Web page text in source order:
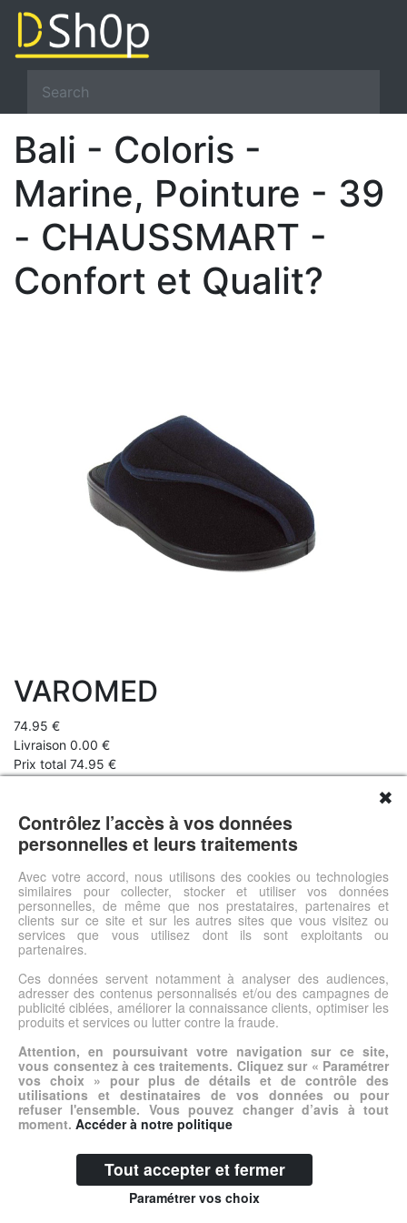
Bali - Coloris -
Marine, Pointure - 39
- CHAUSSMART -
Confort et Qualit?
VAROMED
74.95 €
Livraison 0.00 €
Prix total 74.95 €
chausson?id?al en cas de?pieds sensibles?ou?band?s. Pourvu
d'une languette ??velcro?sur le dessus offrant une tr?s large
ouverture, il permettra une insertion et un retrait du pied
simplifi?. R?alis? dans une mati?re tr?s souple et respirante, ce?
chausson?vous procurera un grand?confort?au quotidien.
Voir l'offre
© DSh0p 2026 -Accueil-Mentions légales
✖
Contrôlez l’accès à vos données
personnelles et leurs traitements
Avec votre accord, nous utilisons des cookies ou technologies
similaires pour collecter, stocker et utiliser vos données
personnelles, de même que nos prestataires, partenaires et
clients sur ce site et sur les autres sites que vous visitez ou
services que vous utilisez dont ils sont exploitants ou
partenaires.
Ces données servent notamment à analyser des audiences,
adresser des contenus personnalisés et/ou des campagnes de
publicité ciblées, améliorer la connaissance clients, optimiser les
produits et services ou lutter contre la fraude.
Attention, en poursuivant votre navigation sur ce site,
vous consentez à ces traitements. Cliquez sur « Paramétrer
vos choix » pour plus de détails et de contrôle des
utilisations et destinataires de vos données ou pour
refuser l'ensemble. Vous pouvez changer d’avis à tout
moment. Accéder à notre politique
Tout accepter et fermer
Paramétrer vos choix